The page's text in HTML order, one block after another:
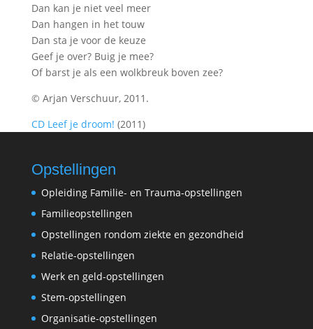
Dan kan je niet veel meer
Dan hangen in het touw
Dan sta je voor de keuze
Geef je over? Buig je mee?
Of barst je als een wolkbreuk boven zee?
© Arjan Verschuur, 2011.
CD Leef je droom! (2011)
Opstellingen
Opleiding Familie- en Trauma-opstellingen
Familieopstellingen
Opstellingen rondom ziekte en gezondheid
Relatie-opstellingen
Werk en geld-opstellingen
Stem-opstellingen
Organisatie-opstellingen